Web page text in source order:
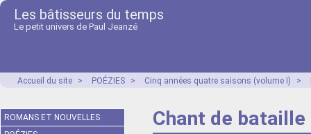
Les bâtisseurs du temps
Le petit univers de Paul Jeanzé
Accueil du site > POÉZIES > Cinq années quatre saisons (volume I) >
Chant de bataille
ROMANS ET NOUVELLES